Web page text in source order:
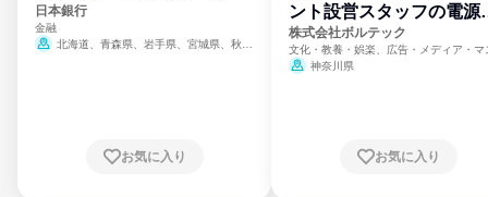
日本銀行
金融
北海道、青森県、岩手県、宮城県、秋田
崎県、熊本県、大分県、宮崎県、鹿児島県、
お気に入り
ント設営スタッフの電源
門
株式会社ボルテック
文化・教養・娯楽、広告・メディア・マ
ミ、電力・ガス・水道・エネルギー
神奈川県
お気に入り